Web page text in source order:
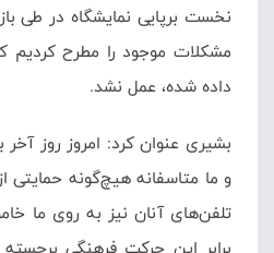
نخست برپایی نمایشگاه در طی
مشکلات موجود را مطرح کردیم
داده شده، عمل نشد.
بشیری عنوان کرد: امروز روز
و ما متاسفانه هیچ‌گونه حمایتی
تلفن‌های آنان نیز به روی ما